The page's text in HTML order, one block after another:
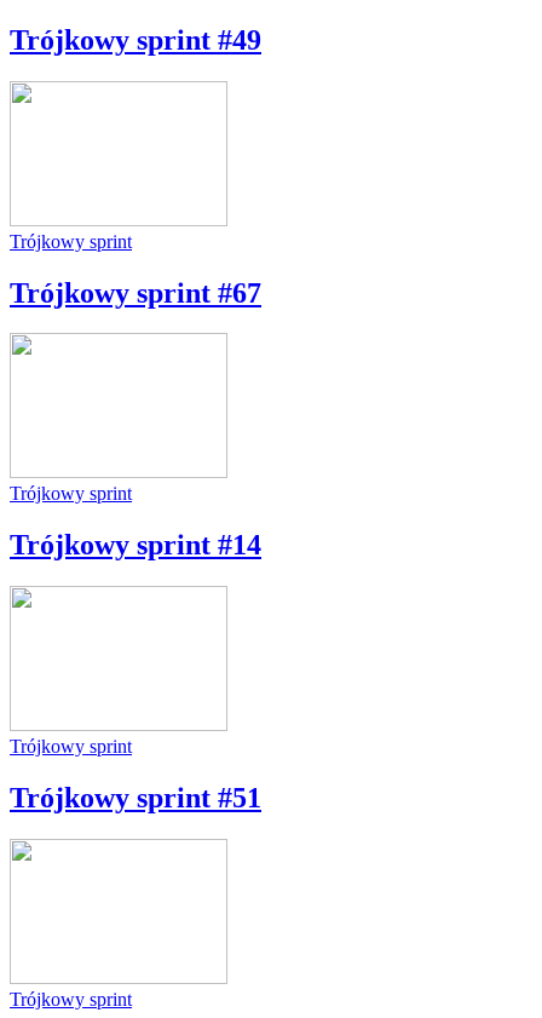
Trójkowy sprint #49
Trójkowy sprint
Trójkowy sprint #67
Trójkowy sprint
Trójkowy sprint #14
Trójkowy sprint
Trójkowy sprint #51
Trójkowy sprint